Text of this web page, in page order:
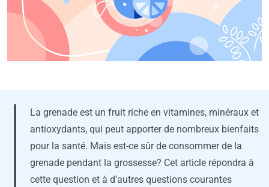
La grenade est un fruit riche en vitamines, minéraux et
antioxydants, qui peut apporter de nombreux bienfaits
pour la santé. Mais est-ce sûr de consommer de la
grenade pendant la grossesse? Cet article répondra à
cette question et à d'autres questions courantes